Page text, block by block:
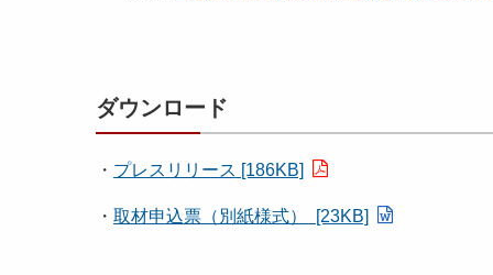
ダウンロード
・ プレスリリース [186KB]
・ 取材申込票（別紙様式） [23KB]